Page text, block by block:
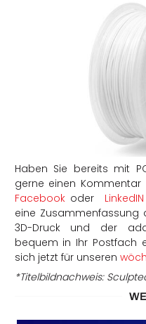
Haben Sie bereits mit
gerne einen
Facebookoder LinkedIN
eine Zusammenfassung
3D-Druck und der
bequem in Ihr Postfach
sich jetzt für unseren
*Titelbildnachweis: